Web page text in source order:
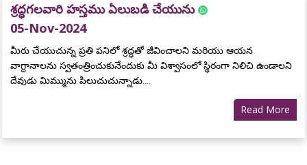
శ్రద్ధగలవారి హస్తము ఏలుబడి చేయును
05-Nov-2024
మీరు చేయుచున్న ప్రతి పనిలో శ్రద్ధతో జీవించాలని మరియు ఆయన
వాగ్దానాలను స్వతంత్రించుకునేందుకు మీ విశ్వాసంలో స్థిరంగా నిలిచి ఉండాలని
దేవుడు మిమ్మును పిలుచుచున్నాడు....
Read More